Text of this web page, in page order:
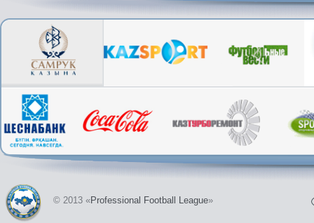
© 2013 «Professional Football League»